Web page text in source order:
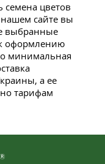
цветов
сайте вы
выбранные
оформлению
минимальная
а ее
тарифам